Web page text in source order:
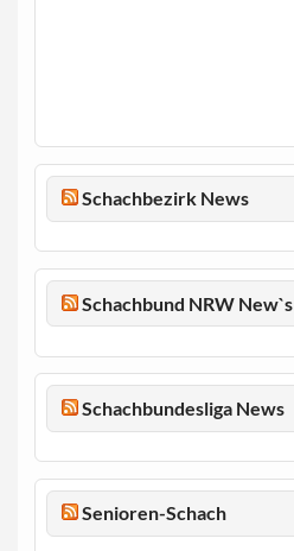
Schachbezirk News
Schachbund NRW New`s
Schachbundesliga News
Senioren-Schach